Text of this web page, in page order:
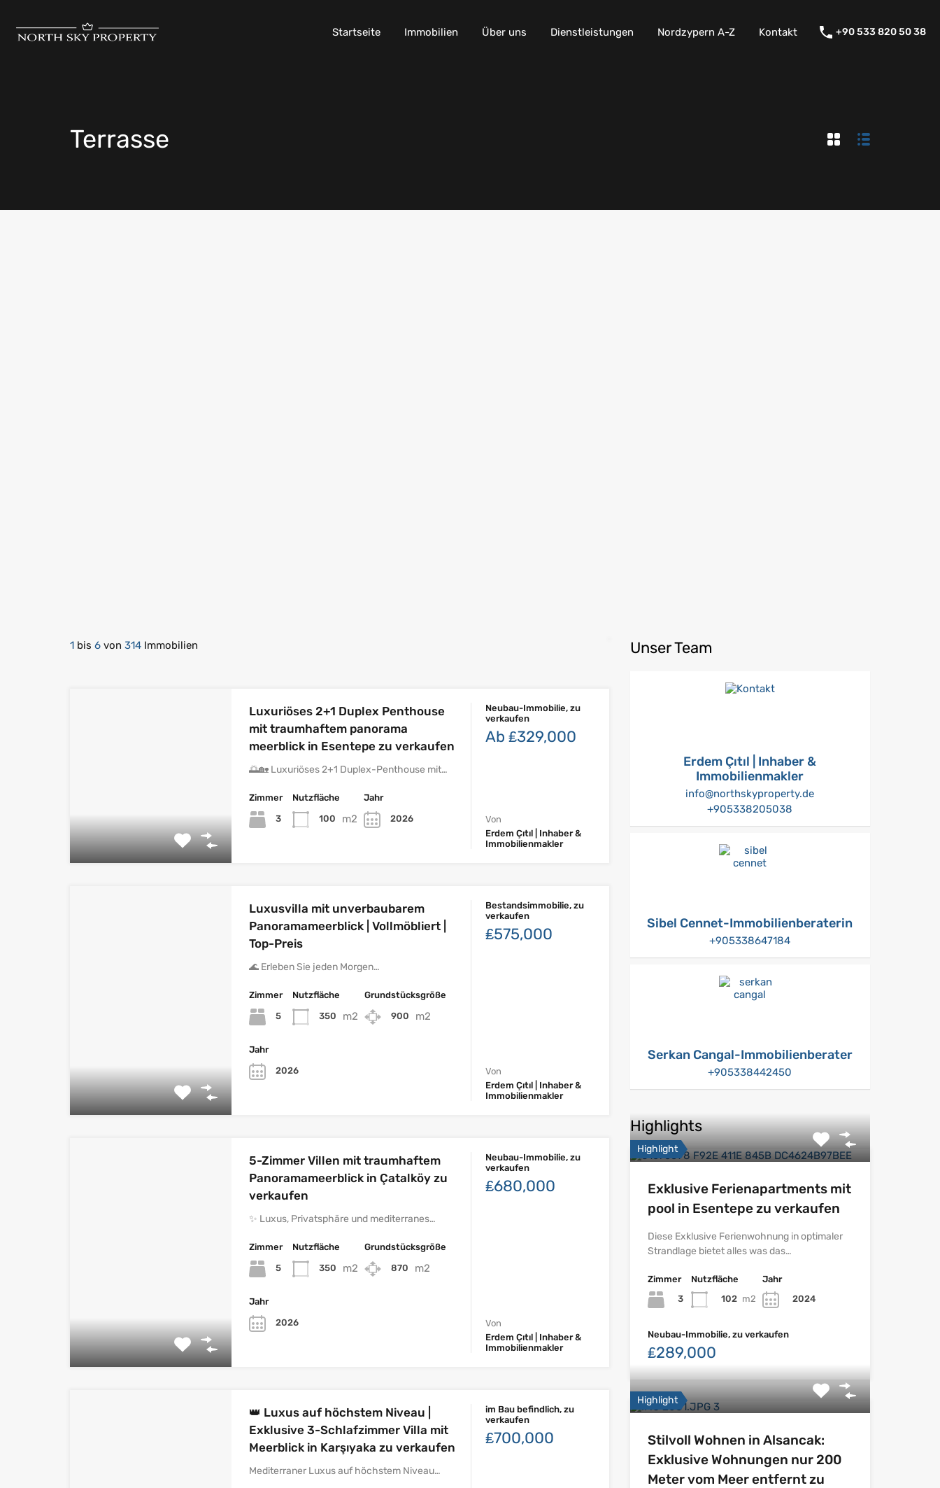
Startseite Immobilien Über uns Dienstleistungen Nordzypern A-Z Kontakt +90 533 820 50 38
Terrasse
1 bis 6 von 314 Immobilien
Luxuriöses 2+1 Duplex Penthouse
mit traumhaftem panorama
meerblick in Esentepe zu verkaufen
🌅🏡 Luxuriöses 2+1 Duplex-Penthouse mit…
Zimmer
3
Nutzfläche
100 m2
Jahr
2026
Neubau-Immobilie, zu
verkaufen
Ab ₤329,000
Von
Erdem Çıtıl | Inhaber &
Immobilienmakler
Luxusvilla mit unverbaubarem
Panoramameerblick | Vollmöbliert |
Top-Preis
🌊 Erleben Sie jeden Morgen…
Zimmer
5
Nutzfläche
350 m2
Grundstücksgröße
900 m2
Jahr
2026
Bestandsimmobilie, zu
verkaufen
₤575,000
Von
Erdem Çıtıl | Inhaber &
Immobilienmakler
5-Zimmer Villen mit traumhaftem
Panoramameerblick in Çatalköy zu
verkaufen
✨ Luxus, Privatsphäre und mediterranes…
Zimmer
5
Nutzfläche
350 m2
Grundstücksgröße
870 m2
Jahr
2026
Neubau-Immobilie, zu
verkaufen
₤680,000
Von
Erdem Çıtıl | Inhaber &
Immobilienmakler
👑 Luxus auf höchstem Niveau |
Exklusive 3-Schlafzimmer Villa mit
Meerblick in Karşıyaka zu verkaufen
Mediterraner Luxus auf höchstem Niveau…
im Bau befindlich, zu
verkaufen
₤700,000
Unser Team
Erdem Çıtıl | Inhaber &
Immobilienmakler
info@northskyproperty.de
+905338205038
Sibel Cennet-Immobilienberaterin
+905338647184
Serkan Cangal-Immobilienberater
+905338442450
Highlights
Highlight
Exklusive Ferienapartments mit
pool in Esentepe zu verkaufen
Diese Exklusive Ferienwohnung in optimaler
Strandlage bietet alles was das…
Zimmer
3
Nutzfläche
102 m2
Jahr
2024
Neubau-Immobilie, zu verkaufen
₤289,000
Highlight
Stilvoll Wohnen in Alsancak:
Exklusive Wohnungen nur 200
Meter vom Meer entfernt zu